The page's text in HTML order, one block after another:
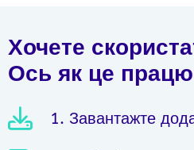
Хочете
Ось як це
1. Завантажте